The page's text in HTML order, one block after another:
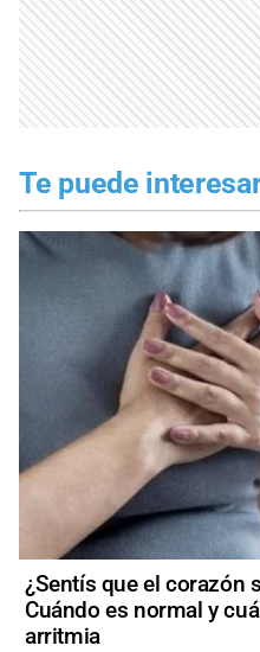
Te puede
¿Sentís que el corazón
Cuándo es normal y
arritmia